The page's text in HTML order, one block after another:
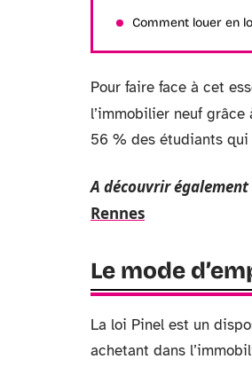
Comment louer en
Pour faire face à cet
l’immobilier neuf grâce
56 % des étudiants
A découvrir également
Rennes
Le mode
La loi Pinel est un
achetant dans